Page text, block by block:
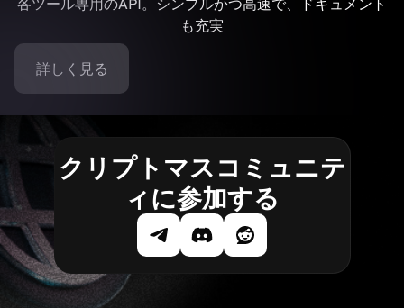
各ツール専用のAPI。シンプルかつ高速で、ドキュメント
も充実
詳しく見る
クリプトマスコミュニテ
ィに参加する